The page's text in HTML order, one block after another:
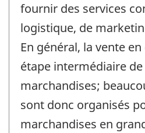
fournir des services
logistique, de
En général, la vente
étape intermédiaire
marchandises;
sont donc organisés
marchandises en